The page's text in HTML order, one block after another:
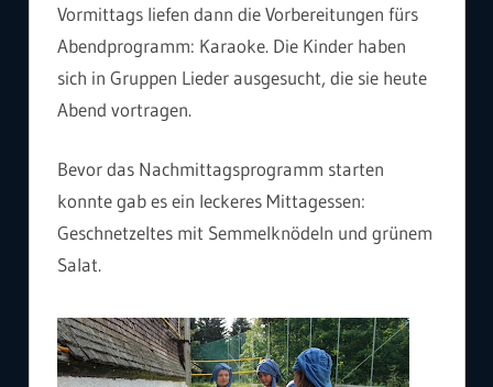
Vormittags liefen dann die Vorbereitungen fürs
Abendprogramm: Karaoke. Die Kinder haben
sich in Gruppen Lieder ausgesucht, die sie heute
Abend vortragen.
Bevor das Nachmittagsprogramm starten
konnte gab es ein leckeres Mittagessen:
Geschnetzeltes mit Semmelknödeln und grünem
Salat.